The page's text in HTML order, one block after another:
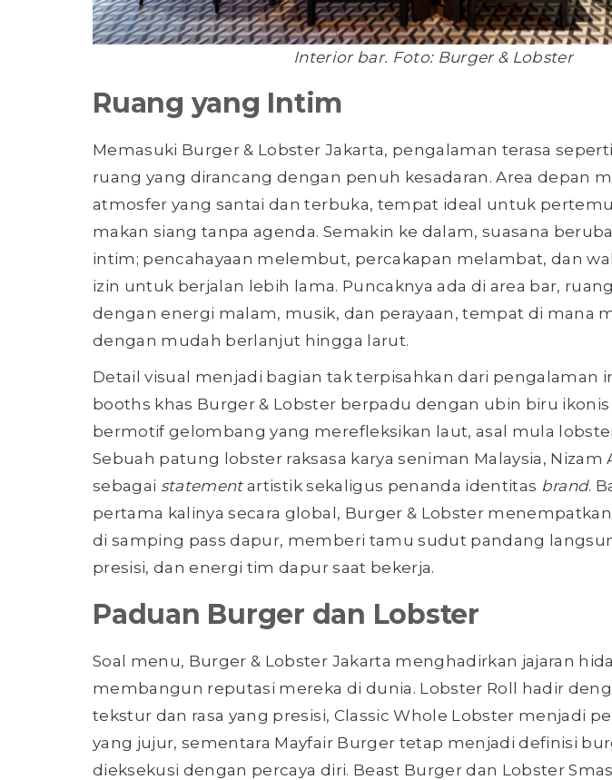
Interior bar. Foto: Burger & Lobster
Ruang yang Intim
Memasuki Burger & Lobster Jakarta, pengalaman terasa
ruang yang dirancang dengan penuh kesadaran. Area depan
atmosfer yang santai dan terbuka, tempat ideal untuk
makan siang tanpa agenda. Semakin ke dalam, suasana
intim; pencahayaan melembut, percakapan melambat, dan
izin untuk berjalan lebih lama. Puncaknya ada di area bar,
dengan energi malam, musik, dan perayaan, tempat di mana
dengan mudah berlanjut hingga larut.
Detail visual menjadi bagian tak terpisahkan dari pengalaman
booths khas Burger & Lobster berpadu dengan ubin biru
bermotif gelombang yang merefleksikan laut, asal mula
Sebuah patung lobster raksasa karya seniman Malaysia,
sebagai statementartistik sekaligus penanda identitas brand.
pertama kalinya secara global, Burger & Lobster
di samping pass dapur, memberi tamu sudut pandang
presisi, dan energi tim dapur saat bekerja.
Paduan Burger dan Lobster
Soal menu, Burger & Lobster Jakarta menghadirkan jajaran
membangun reputasi mereka di dunia. Lobster Roll hadir
tekstur dan rasa yang presisi, Classic Whole Lobster menjadi
yang jujur, sementara Mayfair Burger tetap menjadi definisi
dieksekusi dengan percaya diri. Beast Burger dan Lobster